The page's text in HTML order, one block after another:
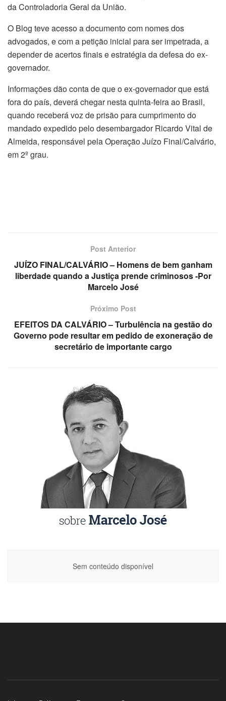
da Controladoria Geral da União.
O Blog teve acesso a documento com nomes dos
advogados, e com a petição inicial para ser impetrada, a
depender de acertos finais e estratégia da defesa do ex-
governador.
Informações dão conta de que o ex-governador que está
fora do país, deverá chegar nesta quinta-feira ao Brasil,
quando receberá voz de prisão para cumprimento do
mandado expedido pelo desembargador Ricardo Vital de
Almeida, responsável pela Operação Juízo Final/Calvário,
em 2º grau.
Post Anterior
JUÍZO FINAL/CALVÁRIO – Homens de bem ganham
liberdade quando a Justiça prende criminosos -Por
Marcelo José
Próximo Post
EFEITOS DA CALVÁRIO – Turbulência na gestão do
Governo pode resultar em pedido de exoneração de
secretário de importante cargo
Sem conteúdo disponível